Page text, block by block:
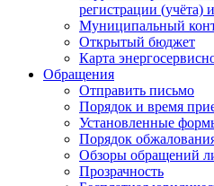
регистрации (учёта)
Муниципальный
Открытый бюджет
Карта
Обращения
Отправить письмо
Порядок и время
Установленные
Порядок
Обзоры обращений
Прозрачность